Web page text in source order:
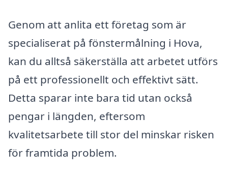
Genom att anlita ett företag som är
specialiserat på fönstermålning i Hova,
kan du alltså säkerställa att arbetet utförs
på ett professionellt och effektivt sätt.
Detta sparar inte bara tid utan också
pengar i längden, eftersom
kvalitetsarbete till stor del minskar risken
för framtida problem.